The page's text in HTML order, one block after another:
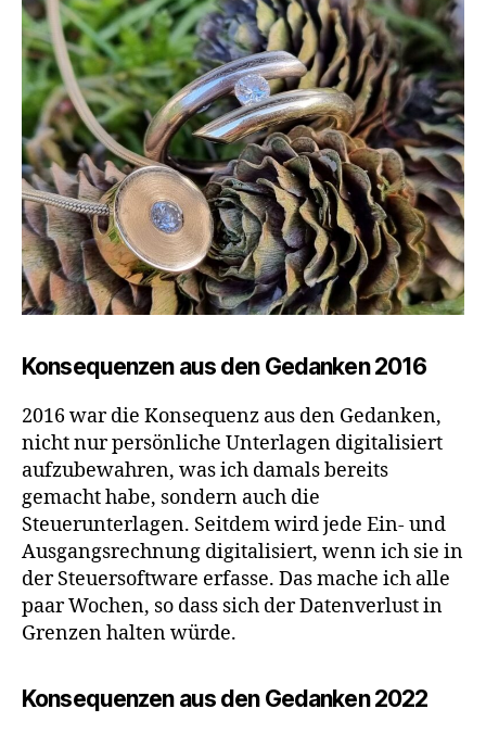
Konsequenzen aus den Gedanken 2016
2016 war die Konsequenz aus den Gedanken,
nicht nur persönliche Unterlagen digitalisiert
aufzubewahren, was ich damals bereits
gemacht habe, sondern auch die
Steuerunterlagen. Seitdem wird jede Ein- und
Ausgangsrechnung digitalisiert, wenn ich sie in
der Steuersoftware erfasse. Das mache ich alle
paar Wochen, so dass sich der Datenverlust in
Grenzen halten würde.
Konsequenzen aus den Gedanken 2022